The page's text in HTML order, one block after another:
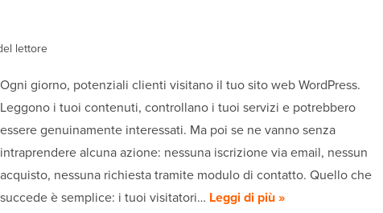
lettore
Ogni giorno, potenziali clienti visitano il tuo sito web WordPress.
Leggono i tuoi contenuti, controllano i tuoi servizi e potrebbero
essere genuinamente interessati. Ma poi se ne vanno senza
intraprendere alcuna azione: nessuna iscrizione via email, nessun
acquisto, nessuna richiesta tramite modulo di contatto. Quello che
succede è semplice: i tuoi visitatori… Leggi di più »